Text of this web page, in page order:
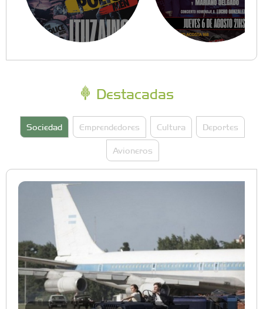
Destacadas
Sociedad Emprendedores Cultura Deportes
Avioneros